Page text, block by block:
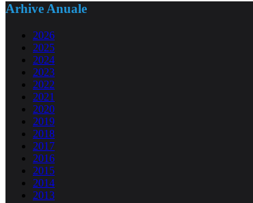
Arhive Anuale
2026
2025
2024
2023
2022
2021
2020
2019
2018
2017
2016
2015
2014
2013